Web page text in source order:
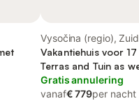
Vysočina (regio),
Vakantiehuis voor
Terras and Tuin as
and Sauna
Gratis annulering
vanaf€ 779per nacht